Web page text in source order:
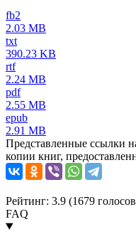
fb2
2.03 MB
txt
390.23 KB
rtf
2.24 MB
pdf
2.55 MB
epub
2.91 MB
Представленные ссылки
копии книг,
Рейтинг: 3.9 (1679
FAQ